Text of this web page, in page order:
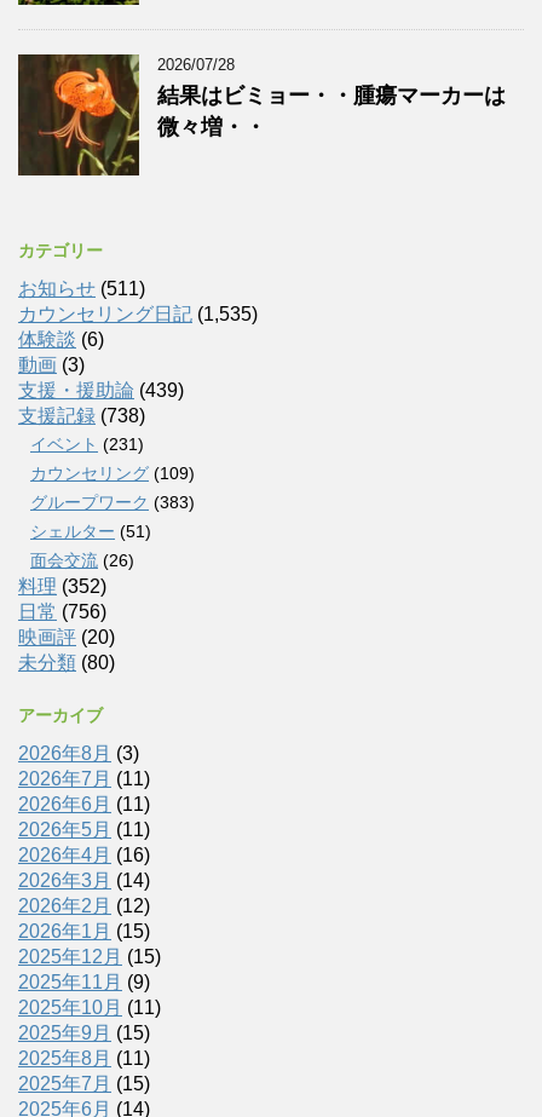
2026/07/28
結果はビミョー・・腫瘍マーカーは
微々増・・
カテゴリー
お知らせ (511)
カウンセリング日記 (1,535)
体験談 (6)
動画 (3)
支援・援助論 (439)
支援記録 (738)
イベント (231)
カウンセリング (109)
グループワーク (383)
シェルター (51)
面会交流 (26)
料理 (352)
日常 (756)
映画評 (20)
未分類 (80)
アーカイブ
2026年8月 (3)
2026年7月 (11)
2026年6月 (11)
2026年5月 (11)
2026年4月 (16)
2026年3月 (14)
2026年2月 (12)
2026年1月 (15)
2025年12月 (15)
2025年11月 (9)
2025年10月 (11)
2025年9月 (15)
2025年8月 (11)
2025年7月 (15)
2025年6月 (14)